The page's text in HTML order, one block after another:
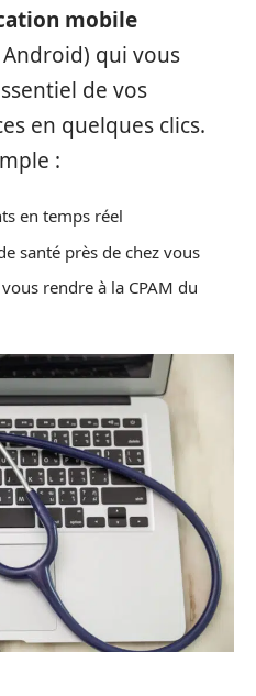
mobile
qui vous
de vos
en quelques clics.
:
en temps réel
santé près de chez vous
rendre à la CPAM du